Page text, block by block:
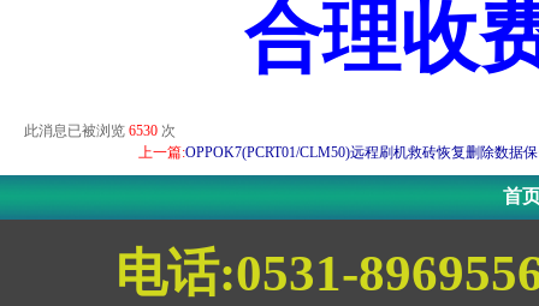
合理收
此消息已被浏览 6530 次
上一篇:OPPOK7(PCRT01/CLM50)远程刷机救砖恢复删除数据
首
电话:0531-